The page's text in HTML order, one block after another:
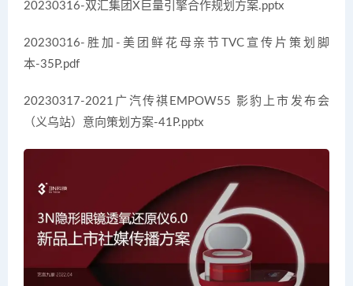
20230316-双汇集团X巨量引擎合作规划方案.pptx
20230316-胜加-美团鲜花母亲节TVC宣传片策划脚
本-35P.pdf
20230317-2021广汽传祺EMPOW55 影豹上市发布会
（义乌站）意向策划方案-41P.pptx